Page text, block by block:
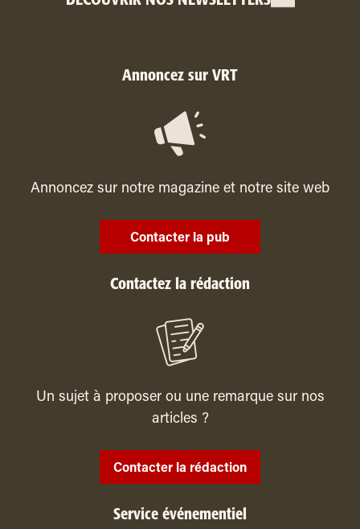
Annoncez sur VRT
Annoncez sur notre magazine et notre site web
Contacter la pub
Contactez la rédaction
Un sujet à proposer ou une remarque sur nos
articles ?
Contacter la rédaction
Service événementiel